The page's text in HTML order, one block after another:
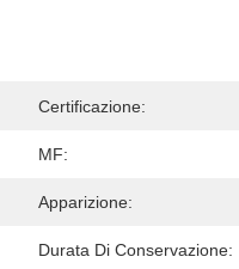
Certificazione:
MF:
Apparizione:
Durata Di Conservazione: